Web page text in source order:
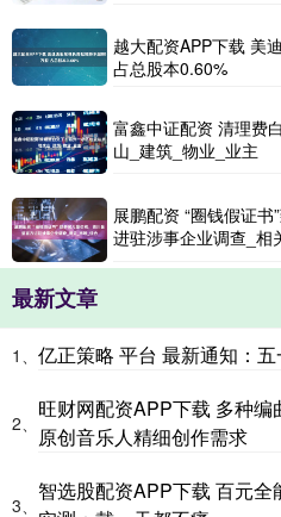
越大配资APP下载 美
占总股本0.60%
富鑫中证配资 清理费
山_建筑_物业_业主
展鹏配资 “圈钱假证
进驻涉事企业调查_相
最新文章
1、 亿正策略 平台 最新通知：
2、
旺财网配资APP下载 多种
原创音乐人精细创作需求
3、
智选股配资APP下载 百元